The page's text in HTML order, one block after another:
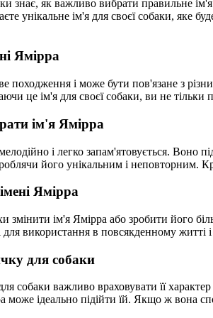
знає, як важливо вибрати правильне
унікальне ім'я для своєї собаки, яке
Ямірра
походження і може бути пов'язане з
це ім'я для своєї собаки, ви не тільки
ім'я Ямірра
і легко запам'ятовується. Воно
його унікальним і неповторним.
Ямірра
змінити ім'я Ямірра або зробити його
для використання в повсякденному
для собаки
собаки важливо враховувати її
може ідеально підійти їй. Якщо ж вона